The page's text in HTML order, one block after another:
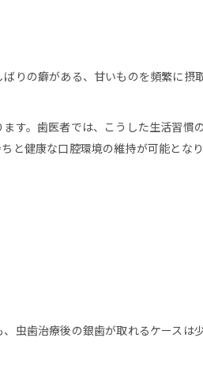
りの癖がある、甘いものを頻繁に摂
す。歯医者では、こうした生活習慣
と健康な口腔環境の維持が可能となり
虫歯治療後の銀歯が取れるケースは